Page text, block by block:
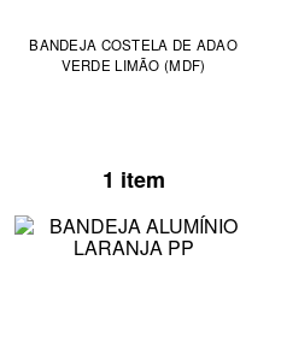
BANDEJA COSTELA DE ADAO
VERDE LIMÃO (MDF)
1 item